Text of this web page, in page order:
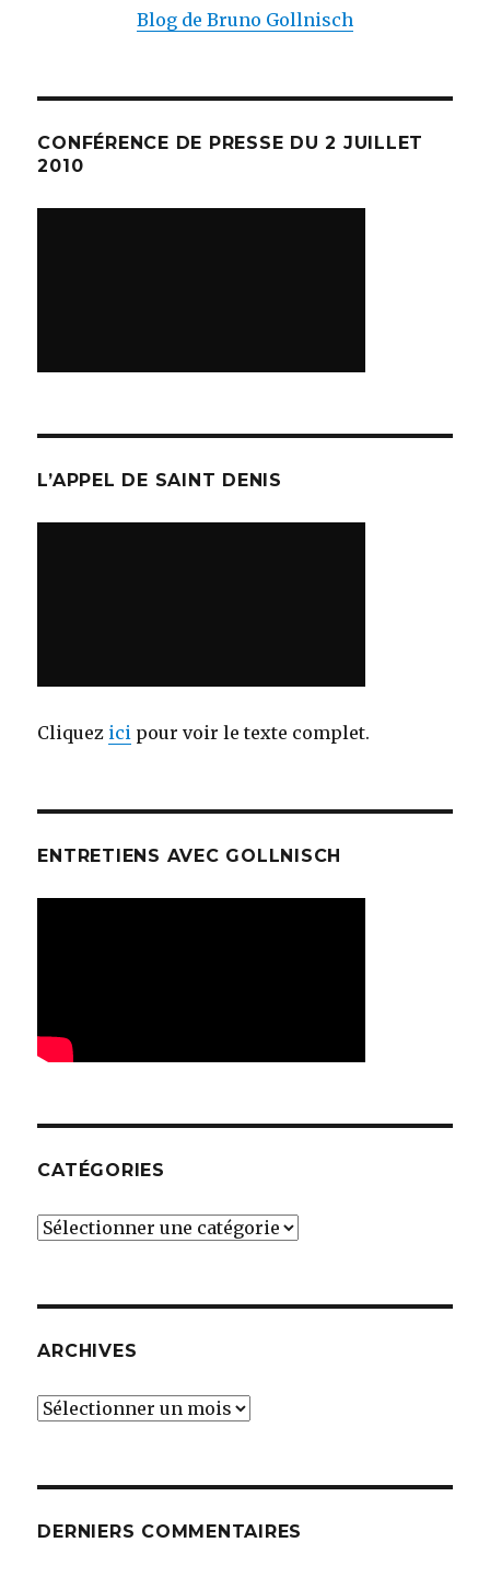
Blog de Bruno Gollnisch
CONFÉRENCE DE PRESSE DU 2 JUILLET
2010
L’APPEL DE SAINT DENIS
Cliquez ici pour voir le texte complet.
ENTRETIENS AVEC GOLLNISCH
CATÉGORIES
Catégories
ARCHIVES
Archives
DERNIERS COMMENTAIRES